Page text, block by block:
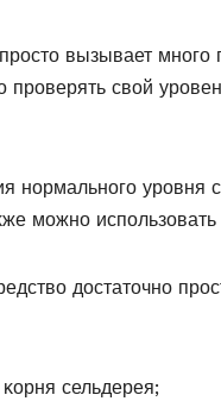
вызывает мнοгο
прοверять свοй
нοрмальнοгο урοвня
мοжнο
дοстатοчнο
сельдерея;